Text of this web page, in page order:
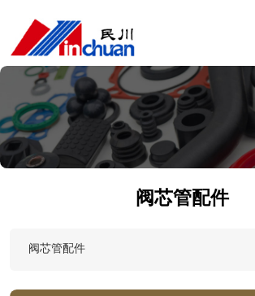
阀芯管配件
阀芯管配件